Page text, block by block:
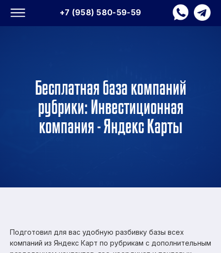
+7 (958) 580-59-59
Бесплатная база компаний
рубрики: Инвестиционная
компания - Яндекс Карты
Подготовил для вас удобную разбивку базы всех
компаний из Яндекс Карт по рубрикам с дополнительным